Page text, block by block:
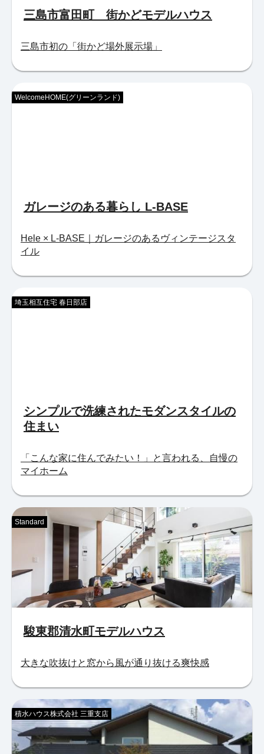
三島市富田町 街かどモデルハウス
三島市初の「街かど場外展示場」
ガレージのある暮らし L-BASE
WelcomeHOME(グリーンランド)
Hele × L-BASE｜ガレージのあるヴィンテージスタ
イル
シンプルで洗練されたモダンスタイルの
住まい
埼玉相互住宅 春日部店
「こんな家に住んでみたい！」と言われる、自慢の
マイホーム
駿東郡清水町モデルハウス
Standard
大きな吹抜けと窓から風が通り抜ける爽快感
積水ハウス株式会社 三重支店